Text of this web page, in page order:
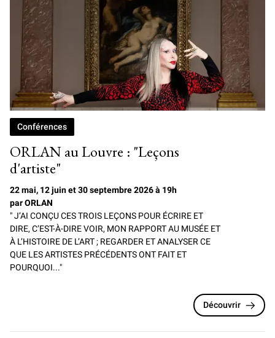
ORLAN au Louvre : "Leçons
d'artiste"
Conférences
22 mai, 12 juin et 30 septembre 2026 à 19h
par ORLAN
" J’AI CONÇU CES TROIS LEÇONS POUR ÉCRIRE ET
DIRE, C’EST-À-DIRE VOIR, MON RAPPORT AU MUSÉE ET
À L’HISTOIRE DE L’ART ; REGARDER ET ANALYSER CE
QUE LES ARTISTES PRÉCÉDENTS ONT FAIT ET
POURQUOI..."
Découvrir